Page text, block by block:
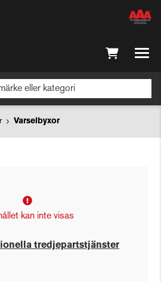
Varselbyxor
kan inte visas
tredjepartstjänster